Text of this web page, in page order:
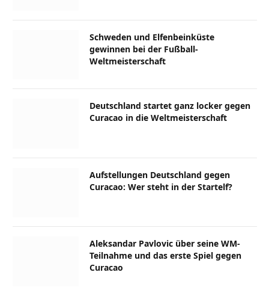
Schweden und Elfenbeinküste
gewinnen bei der Fußball-
Weltmeisterschaft
Deutschland startet ganz locker gegen
Curacao in die Weltmeisterschaft
Aufstellungen Deutschland gegen
Curacao: Wer steht in der Startelf?
Aleksandar Pavlovic über seine WM-
Teilnahme und das erste Spiel gegen
Curacao